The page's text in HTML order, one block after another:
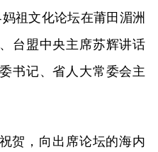
祖文化论坛在莆田湄洲
台盟中央主席苏辉讲话
书记、省人大常委会主
贺，向出席论坛的海内